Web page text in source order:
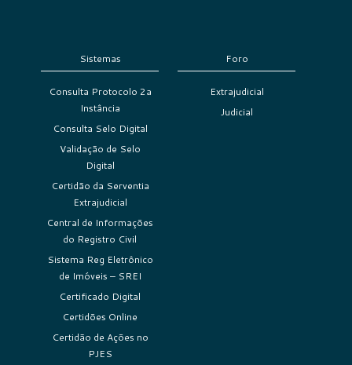
Sistemas
Consulta Protocolo 2a
Instância
Consulta Selo Digital
Validação de Selo
Digital
Certidão da Serventia
Extrajudicial
Central de Informações
do Registro Civil
Sistema Reg Eletrônico
de Imóveis – SREI
Certificado Digital
Certidões Online
Certidão de Ações no
PJES
Foro
Extrajudicial
Judicial